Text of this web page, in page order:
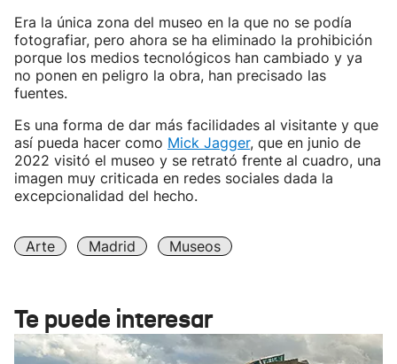
Era la única zona del museo en la que no se podía
fotografiar, pero ahora se ha eliminado la prohibición
porque los medios tecnológicos han cambiado y ya
no ponen en peligro la obra, han precisado las
fuentes.
Es una forma de dar más facilidades al visitante y que
así pueda hacer como Mick Jagger, que en junio de
2022 visitó el museo y se retrató frente al cuadro, una
imagen muy criticada en redes sociales dada la
excepcionalidad del hecho.
Arte Madrid Museos
Te puede interesar